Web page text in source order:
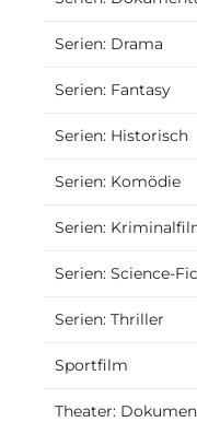
Serien: Drama
Serien: Fantasy
Serien: Historisch
Serien: Komödie
Serien:
Serien: Science-
Serien: Thriller
Sportfilm
Theater: